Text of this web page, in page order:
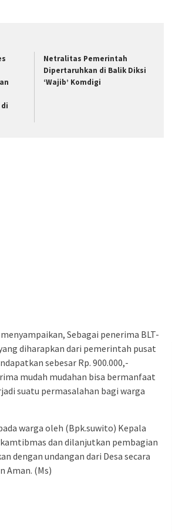
Netralitas Pemerintah
Dipertaruhkan di Balik Diksi
‘Wajib’ Komdigi
Sebagai penerima BLT-
diharapkan dari pemerintah pusat
sebesar Rp. 900.000,-
mudah mudahan bisa bermanfaat
suatu permasalahan bagi warga
warga oleh (Bpk.suwito) Kepala
dan dilanjutkan pembagian
dengan undangan dari Desa secara
Aman. (Ms)